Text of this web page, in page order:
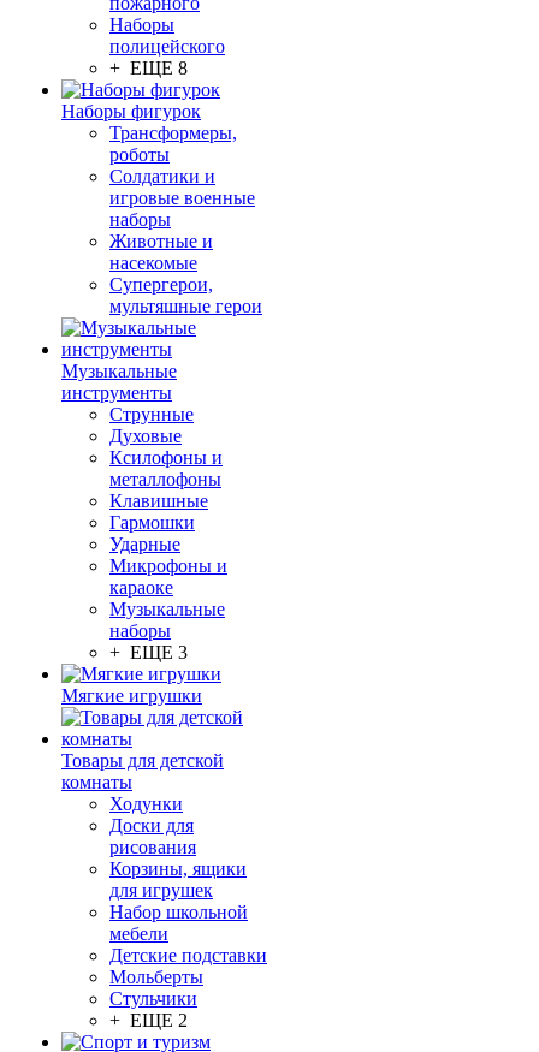
Наборы
полицейского
+ ЕЩЕ 8
Наборы фигурок
Трансформеры,
роботы
Солдатики и
игровые военные
наборы
Животные и
насекомые
Супергерои,
мультяшные герои
Музыкальные
инструменты
Струнные
Духовые
Ксилофоны и
металлофоны
Клавишные
Гармошки
Ударные
Микрофоны и
караоке
Музыкальные
наборы
+ ЕЩЕ 3
Мягкие игрушки
Товары для детской
комнаты
Ходунки
Доски для
рисования
Корзины, ящики
для игрушек
Набор школьной
мебели
Детские подставки
Мольберты
Стульчики
+ ЕЩЕ 2